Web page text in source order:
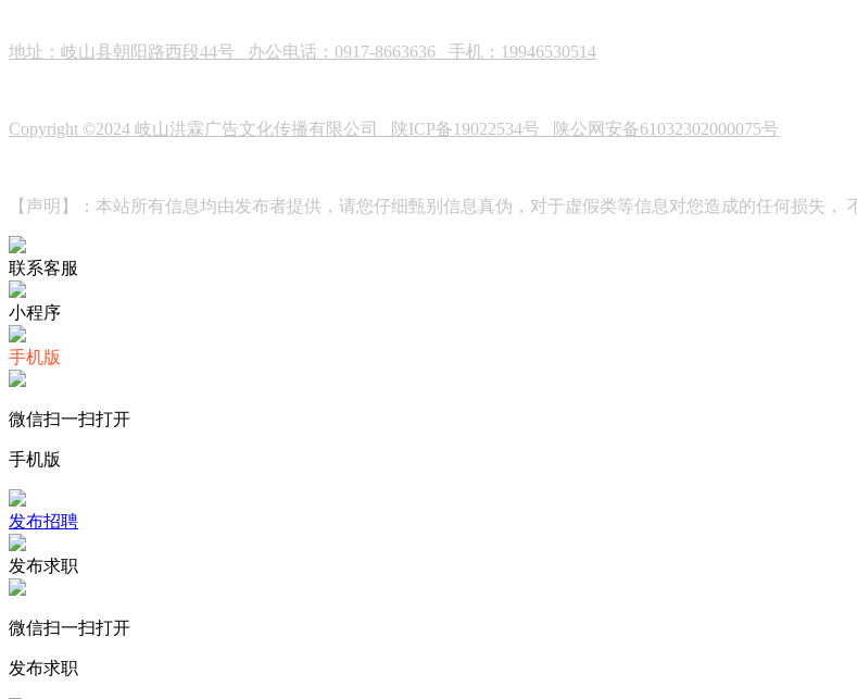
地址：岐山县朝阳路西段44号 办公电话：0917-8663636 手机：19946530514
Copyright ©2024 岐山洪霖广告文化传播有限公司 陕ICP备19022534号 陕公网安备61032302000075号
【声明】：本站所有信息均由发布者提供，请您仔细甄别信息真伪，对于虚假类等信息对您造成的任何损失，
联系客服
小程序
手机版
微信扫一扫打开
手机版
发布招聘
发布求职
微信扫一扫打开
发布求职